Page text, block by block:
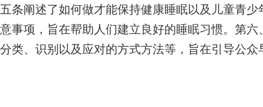
五条阐述了如何做才能保持健康睡眠以及儿童青
意事项，旨在帮助人们建立良好的睡眠习惯。第
分类、识别以及应对的方式方法等，旨在引导公